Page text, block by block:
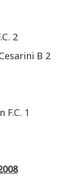
2
B 2
1